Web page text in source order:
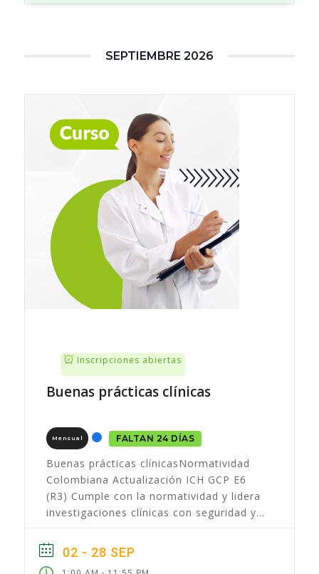
SEPTIEMBRE 2026
Inscripciones abiertas
Buenas prácticas clínicas
Mensual FALTAN 24 DÍAS
Buenas prácticas clínicasNormatividad
Colombiana Actualización ICH GCP E6
(R3) Cumple con la normatividad y lidera
investigaciones clínicas con seguridad y
investigación con medicamentos en...
02 - 28 SEP